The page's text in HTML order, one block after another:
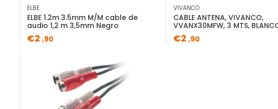
Vivanco 43149. Longitud de
conector 2: Macho.
ELBE
ELBE 1.2m 3.5mm M/M cable de
audio 1,2 m 3,5mm Negro
€2 ,90
VIVANCO
CABLE ANTENA, VIVANCO,
VVANX30MFW, 3 MTS,
€2 ,90